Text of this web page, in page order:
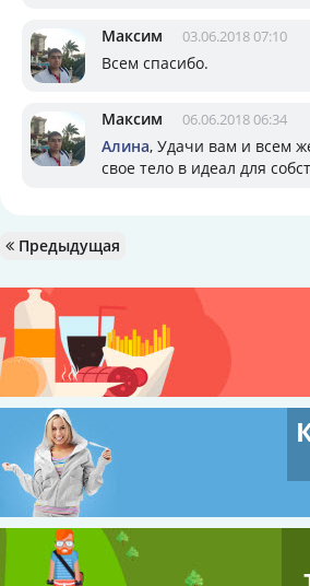
Максим 03.06.2018 07:10
Всем спасибо.
Максим 06.06.2018 06:34
Алина, Удачи вам и всем
свое тело в идеал для
Предыдущая